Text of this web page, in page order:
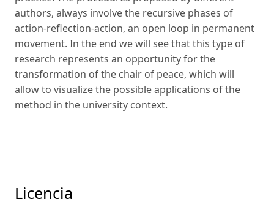
authors, always involve the recursive phases of
action-reflection-action, an open loop in permanent
movement. In the end we will see that this type of
research represents an opportunity for the
transformation of the chair of peace, which will
allow to visualize the possible applications of the
method in the university context.
Licencia